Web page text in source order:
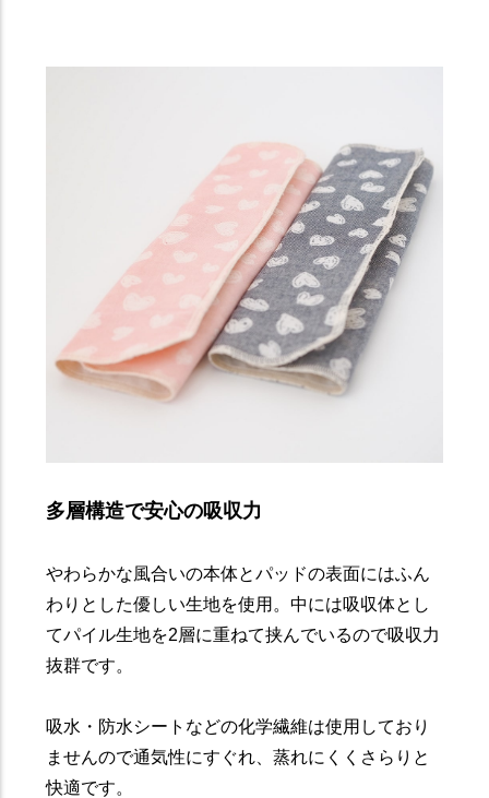
多層構造で安心の吸収力
やわらかな風合いの本体とパッドの表面にはふん
わりとした優しい生地を使用。中には吸収体とし
てパイル生地を2層に重ねて挟んでいるので吸収力
抜群です。
吸水・防水シートなどの化学繊維は使用しており
ませんので通気性にすぐれ、蒸れにくくさらりと
快適です。